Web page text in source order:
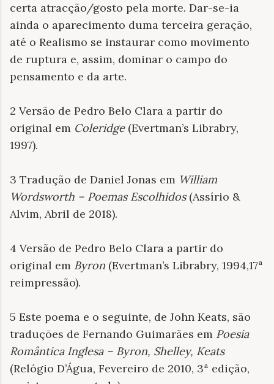
certa atracção/gosto pela morte. Dar-se-ia
ainda o aparecimento duma terceira geração,
até o Realismo se instaurar como movimento
de ruptura e, assim, dominar o campo do
pensamento e da arte.
2 Versão de Pedro Belo Clara a partir do
original em Coleridge(Evertman’s Librabry,
1997).
3 Tradução de Daniel Jonas em William
Wordsworth – Poemas Escolhidos(Assírio &
Alvim, Abril de 2018).
4 Versão de Pedro Belo Clara a partir do
original em Byron (Evertman’s Librabry, 1994,17ª
reimpressão).
5 Este poema e o seguinte, de John Keats, são
traduções de Fernando Guimarães em Poesia
Romântica Inglesa – Byron, Shelley, Keats
(Relógio D’Água, Fevereiro de 2010, 3ª edição,